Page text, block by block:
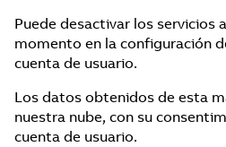
Puede desactivar los servicios
momento en la configuración
cuenta de usuario.
Los datos obtenidos de esta
nuestra nube, con su
cuenta de usuario.